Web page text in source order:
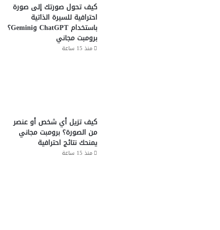
كيف تحول صورتك إلى صورة
احترافية للسيرة الذاتية
باستخدام ChatGPT وGemini؟
برومبت مجاني
منذ 15 ساعة
كيف تزيل أي شخص أو عنصر
من الصورة؟ برومبت مجاني
يمنحك نتائج احترافية
منذ 15 ساعة